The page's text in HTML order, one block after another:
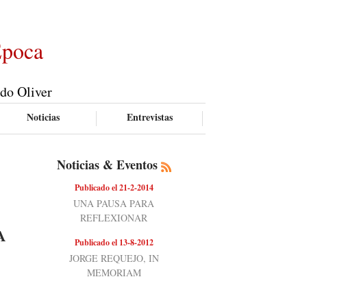
Oliver
Noticias Entrevistas
Noticias & Eventos
Publicado el 21-2-2014
UNA PAUSA PARA
REFLEXIONAR
Publicado el 13-8-2012
JORGE REQUEJO, IN
MEMORIAM